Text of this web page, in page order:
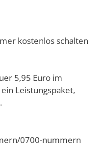
kostenlos schalten
5,95 Euro im
Leistungspaket,
0700-nummern